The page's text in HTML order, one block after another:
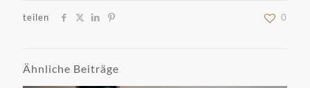
teilen 0
Ähnliche Beiträge